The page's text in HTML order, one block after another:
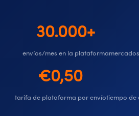
30.000+
envíos/mes en la plataforma
€0,50
tarifa de plataforma por envíotiempo de